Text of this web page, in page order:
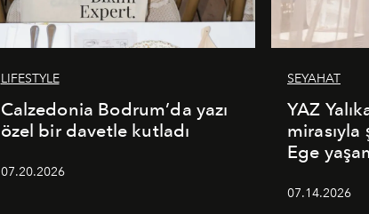
LIFESTYLE
Calzedonia Bodrum’da yazı
özel bir davetle kutladı
07.20.2026
SEYAHAT
YAZ
Ege
07.14.2026